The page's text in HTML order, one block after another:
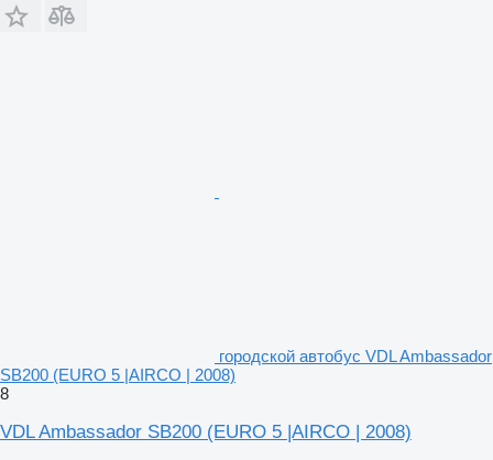
городской автобус VDL Ambassador
SB200 (EURO 5 |AIRCO | 2008)
8
VDL Ambassador SB200 (EURO 5 |AIRCO | 2008)